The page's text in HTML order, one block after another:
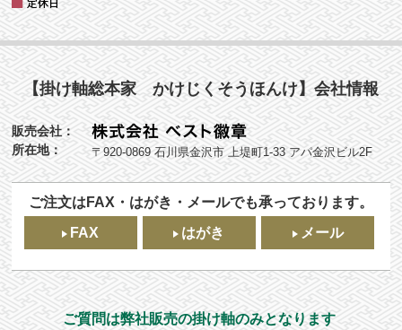
【掛け軸総本家 かけじくそうほんけ】会社情報
販売会社：
所在地：
〒920-0869 石川県金沢市 上堤町1-33 アパ金沢ビル2F
ご注文はFAX・はがき・メールでも承っております。
FAX
はがき メール
ご質問は弊社販売の掛け軸のみとなります